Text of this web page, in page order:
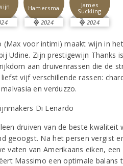
Hamersma
2024
James
Suckling
2024
(Max voor intimi) maakt wijn in
Udine. Zijn prestigewijn Thanks
aan druivenrassen die de
vijf verschillende rassen:
en verduzzo.
druiven van de beste kwaliteit
geoogst. Na het persen vergist
vaten van Amerikaans eiken, een
Massimo een optimale balans